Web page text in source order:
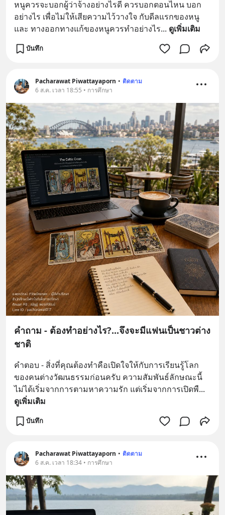
หนูควรจะบอกผู้ว่าจ้างอย่างไรดี ควรบอกตอนไหน บอก
อย่างไร เพื่อไม่ให้เสียความไว้วางใจ กับดีลแรกของหนู
และ ทางออกทางแก้ของหนูควรทำอย่างไร... ดูเพิ่มเติม
บันทึก
Pacharawat Piwattayaporn • ติดตาม
6 ส.ค. เวลา 18:55 • การศึกษา
คำถาม - ต้องทำอย่างไร?...จึงจะมีแฟนเป็นชาวต่าง
ชาติ
คำตอบ - สิ่งที่คุณต้องทำคือเปิดใจให้กับการเรียนรู้โลก
ของคนต่างวัฒนธรรมก่อนครับ ความสัมพันธ์ลักษณะนี้
ไม่ได้เริ่มจากการตามหาความรัก แต่เริ่มจากการเปิดพื...
ดูเพิ่มเติม
บันทึก
Pacharawat Piwattayaporn • ติดตาม
6 ส.ค. เวลา 18:34 • การศึกษา